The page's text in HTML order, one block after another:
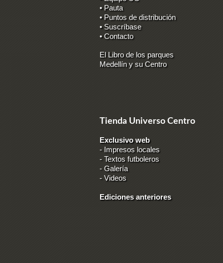
• Pauta
• Puntos de distribución
• Suscríbase
• Contacto
El Libro de los parques
Medellín y su Centro
Tienda Universo Centro
Exclusivo web
- Impresos locales
- Textos futboleros
-Galería
-Videos
Ediciones anteriores